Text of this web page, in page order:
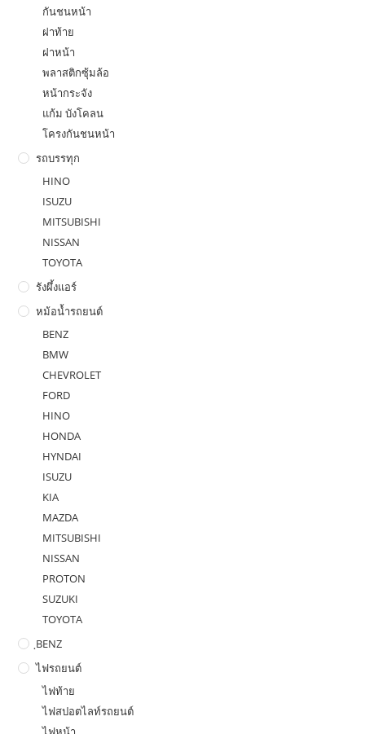
กันชนหน้า
ฝาท้าย
ฝาหน้า
พลาสติกซุ้มล้อ
หน้ากระจัง
แก้ม บังโคลน
โครงกันชนหน้า
รถบรรทุก
HINO
ISUZU
MITSUBISHI
NISSAN
TOYOTA
รังผึ้งแอร์
หม้อน้ำรถยนต์
BENZ
BMW
CHEVROLET
FORD
HINO
HONDA
HYNDAI
ISUZU
KIA
MAZDA
MITSUBISHI
NISSAN
PROTON
SUZUKI
TOYOTA
ฺBENZ
ไฟรถยนต์
ไฟท้าย
ไฟสปอตไลท์รถยนต์